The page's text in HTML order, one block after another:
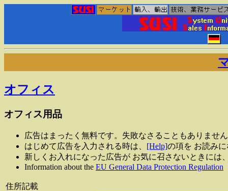
オフィス
オフィス用品
広告はまったく無料です。失敗なさることもありませ
はじめて広告を入力される時は、 [Help]の項を お読み
新しくお入れになった広告が お気に召さないときに
Information about the EU General Data Protection Regulation
住所記載